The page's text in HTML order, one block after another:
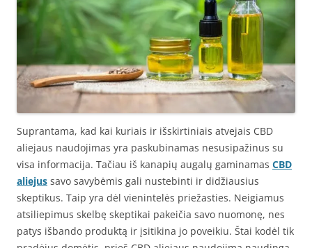
Suprantama, kad kai kuriais ir išskirtiniais atvejais CBD
aliejaus naudojimas yra paskubinamas nesusipažinus su
visa informacija. Tačiau iš kanapių augalų gaminamas CBD
aliejus savo savybėmis gali nustebinti ir didžiausius
skeptikus. Taip yra dėl vienintelės priežasties. Neigiamus
atsiliepimus skelbę skeptikai pakeičia savo nuomonę, nes
patys išbando produktą ir įsitikina jo poveikiu. Štai kodėl tik